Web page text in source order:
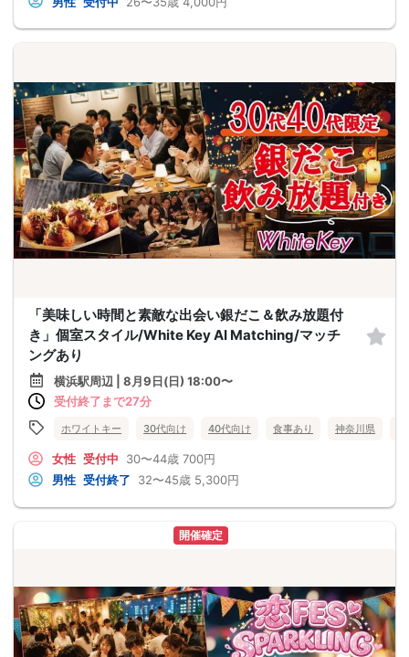
「美味しい時間と素敵な出会い銀だこ＆飲み放題付
き」個室スタイル/White Key AI Matching/マッチ
ングあり
横浜駅周辺 | 8月9日(日) 18:00〜
受付終了まで27分
ホワイトキー 30代向け 40代向け 食事あり 神奈川県
女性 受付中 30〜44歳 700円
男性 受付終了 32〜45歳 5,300円
開催確定